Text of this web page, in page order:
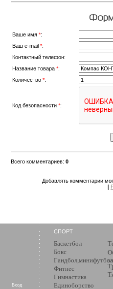
Ваше имя *:
Ваш e-mail *:
Контактный телефон:
Название товара *:
Количество *:
Код безопасности *:
Всего комментариев: 0
Добавлять комментарии
[
СПОРТ
Баскетбол
Бокс
Гандбол,минифутбол
Фитнес
Гимнастика
Единоборство
Вход